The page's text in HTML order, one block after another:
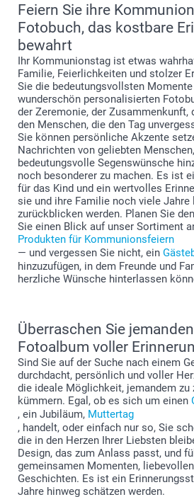
Feiern Sie ihre
Fotobuch, das kostbare
bewahrt
Ihr Kommunionstag ist etwas
Familie, Feierlichkeiten und stolzer
Sie die bedeutungsvollsten
wunderschön personalisierten
der Zeremonie, der Zusammenkunft,
den Menschen, die den Tag
Sie können persönliche Akzente
Nachrichten von geliebten
bedeutungsvolle Segenswünsche
noch besonderer zu machen. Es ist
für das Kind und ein wertvolles
sie und ihre Familie noch viele Jahre
zurückblicken werden. Planen Sie
Sie einen Blick auf unser Sortiment
Produkten für Kommunionsfeiern
— und vergessen Sie nicht, ein
hinzuzufügen, in dem Freunde und
herzliche Wünsche hinterlassen
Überraschen Sie
Fotoalbum voller
Sind Sie auf der Suche nach einem
durchdacht, persönlich und voller
die ideale Möglichkeit, jemandem zu
kümmern. Egal, ob es sich um einen
, ein Jubiläum, Muttertag
, handelt, oder einfach nur so, Sie
die in den Herzen Ihrer Liebsten
Design, das zum Anlass passt, und
gemeinsamen Momenten,
Geschichten. Es ist ein
Jahre hinweg schätzen werden.